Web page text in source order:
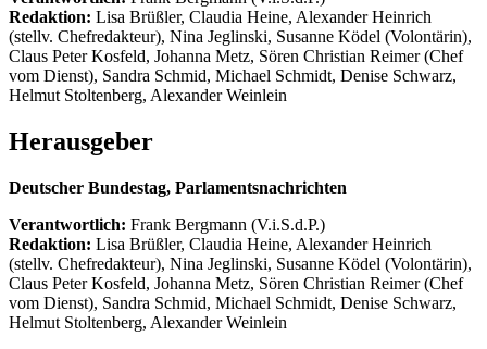
Redaktion: Lisa Brüßler, Claudia Heine, Alexander Heinrich
(stellv. Chefredakteur), Nina Jeglinski, Susanne Ködel (Volontärin),
Claus Peter Kosfeld, Johanna Metz, Sören Christian Reimer (Chef
vom Dienst), Sandra Schmid, Michael Schmidt, Denise Schwarz,
Helmut Stoltenberg, Alexander Weinlein
Herausgeber
Deutscher Bundestag, Parlamentsnachrichten
Verantwortlich: Frank Bergmann (V.i.S.d.P.)
Redaktion: Lisa Brüßler, Claudia Heine, Alexander Heinrich
(stellv. Chefredakteur), Nina Jeglinski, Susanne Ködel (Volontärin),
Claus Peter Kosfeld, Johanna Metz, Sören Christian Reimer (Chef
vom Dienst), Sandra Schmid, Michael Schmidt, Denise Schwarz,
Helmut Stoltenberg, Alexander Weinlein